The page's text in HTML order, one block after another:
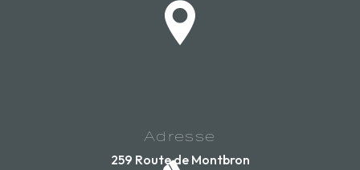
Adresse
259 Route de Montbron